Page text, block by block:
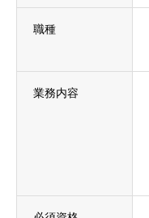
職種
業務内容